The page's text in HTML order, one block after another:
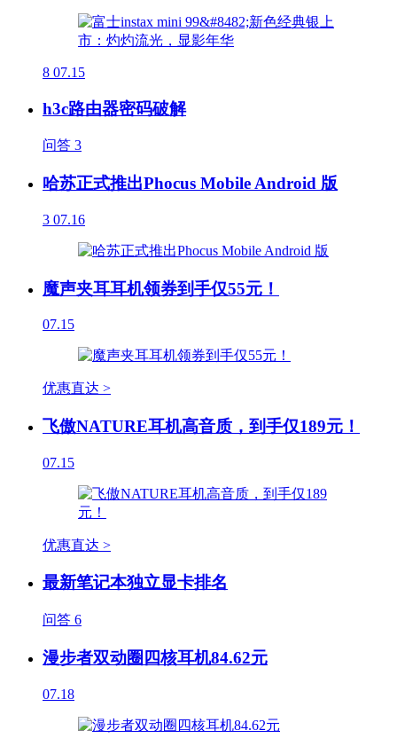
8 07.15
h3c路由器密码破解
问答 3
哈苏正式推出Phocus Mobile Android 版
3 07.16
魔声夹耳耳机领券到手仅55元！
07.15
优惠直达 >
飞傲NATURE耳机高音质，到手仅189元！
07.15
优惠直达 >
最新笔记本独立显卡排名
问答 6
漫步者双动圈四核耳机84.62元
07.18